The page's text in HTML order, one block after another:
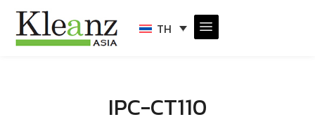
TH
IPC-CT110